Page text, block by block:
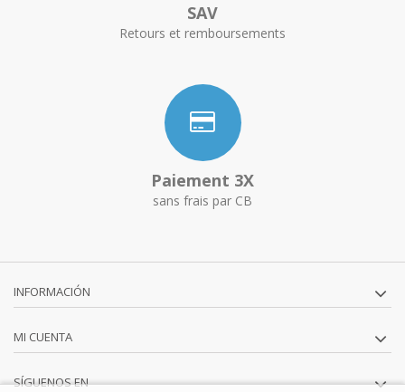
SAV
Retours et remboursements
Paiement 3X
sans frais par CB
INFORMACIÓN
MI CUENTA
SÍGUENOS EN